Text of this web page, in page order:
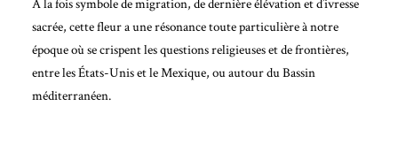
À la fois symbole de migration, de dernière élévation et d’ivresse
sacrée, cette fleur a une résonance toute particulière à notre
époque où se crispent les questions religieuses et de frontières,
entre les États-Unis et le Mexique, ou autour du Bassin
méditerranéen.